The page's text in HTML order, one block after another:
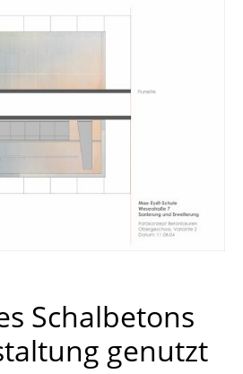
Schalbetons
genutzt